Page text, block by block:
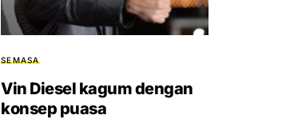
SEMASA
Vin Diesel kagum dengan
konsep puasa